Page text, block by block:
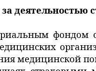
деятельностью
фондом
медицинской